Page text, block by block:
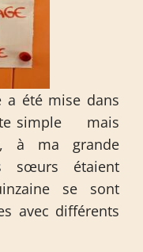
a été mise dans
simple mais
à ma grande
sœurs étaient
se sont
avec différents